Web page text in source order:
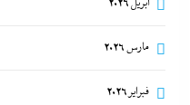
مارس 2026
فبراير 2026